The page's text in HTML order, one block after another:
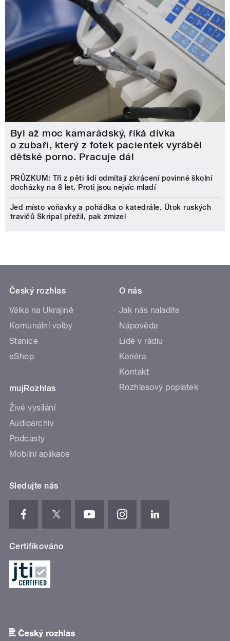
Byl až moc kamarádský, říká dívka
o zubaři, který z fotek pacientek vyráběl
dětské porno. Pracuje dál
PRŮZKUM: Tři z pěti lidí odmítají zkrácení povinné školní
docházky na 8 let. Proti jsou nejvíc mladí
Jed místo voňavky a pohádka o katedrále. Útok ruských
travičů Skripal přežil, pak zmizel
Český rozhlas
Válka na Ukrajině
Komunální volby
Stanice
eShop
mujRozhlas
Živé vysílání
Audioarchiv
Podcasty
Mobilní aplikace
O nás
Jak nás naladíte
Nápověda
Lidé v rádiu
Kariéra
Kontakt
Rozhlasový poplatek
Sledujte nás
Certifikováno